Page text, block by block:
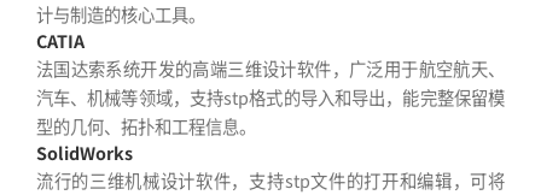
计与制造的核心工具。
CATIA
法国达索系统开发的高端三维设计软件，广泛用于航空航天、
汽车、机械等领域，支持stp格式的导入和导出，能完整保留模
型的几何、拓扑和工程信息。
SolidWorks
流行的三维机械设计软件，支持stp文件的打开和编辑，可将